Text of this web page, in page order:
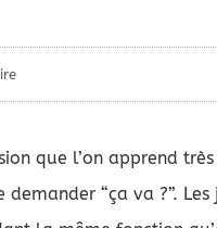
que l’on apprend
“ça va ?”.